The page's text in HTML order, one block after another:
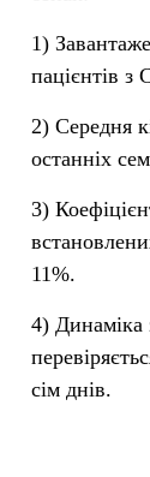
1)
пацієнтів з
2) Середня
останніх
3)
11%.
4) Динаміка
сім днів.